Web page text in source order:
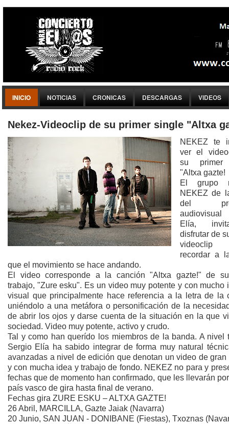
INICIO NOTICIAS CRONICAS DESCARGAS VIDEOS
NEKEZ te
ver el
su primer
"Altxa gazte!
El grupo
NEKEZ de
del
audiovisual
Elía,
disfrutar de
recordar a
que el movimiento se hace andando.
El video corresponde a la canción "Altxa gazte!" de
trabajo, "Zure esku". Es un video muy potente y con mucho
visual que principalmente hace referencia a la letra de la
uniéndolo a una metáfora o personificación de la
de abrir los ojos y darse cuenta de la situación en la que
sociedad. Video muy potente, activo y crudo.
Tal y como han querído los miembros de la banda. A nivel
Sergio Elía ha sabido integrar de forma muy natural
avanzadas a nivel de edición que denotan un video de gran
y con mucha idea y trabajo de fondo. NEKEZ no para y
fechas que de momento han confirmado, que les llevarán
país vasco de gira hasta final de verano.
Fechas gira ZURE ESKU – ALTXA GAZTE!
26 Abril, MARCILLA, Gazte Jaiak (Navarra)
20 Junio, SAN JUAN - DONIBANE (Fiestas), Txoznas